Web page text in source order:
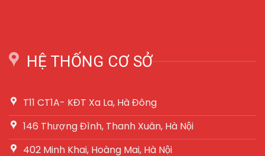
HỆ THỐNG CƠ SỞ
T11 CT1A- KĐT Xa La, Hà Đông
146 Thượng Đình, Thanh Xuân, Hà Nội
402 Minh Khai, Hoàng Mai, Hà Nội